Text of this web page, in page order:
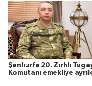
Şanlıurfa 20. Zırhlı
Komutanı emekliye